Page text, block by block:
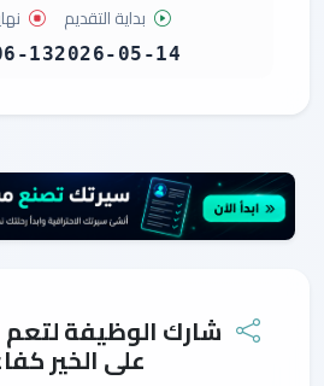
بداية التقديم
2026-05-14
13
شارك الوظيفة لتعم
على الخير